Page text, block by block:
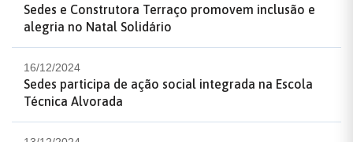
Sedes e Construtora Terraço promovem inclusão e
alegria no Natal Solidário
16/12/2024
Sedes participa de ação social integrada na Escola
Técnica Alvorada